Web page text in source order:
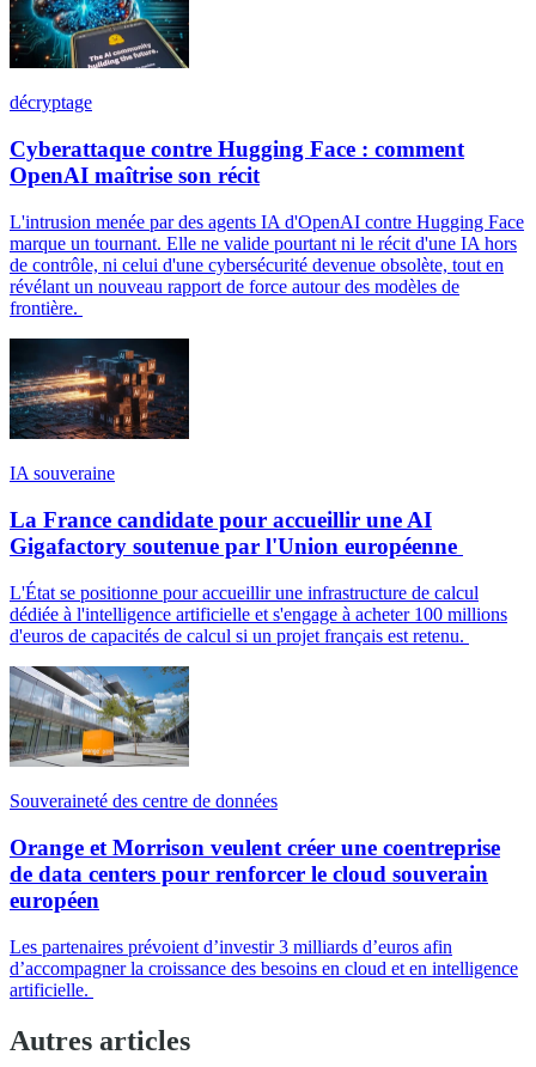
décryptage
Cyberattaque contre Hugging Face : comment
OpenAI maîtrise son récit
L'intrusion menée par des agents IA d'OpenAI contre Hugging Face
marque un tournant. Elle ne valide pourtant ni le récit d'une IA hors
de contrôle, ni celui d'une cybersécurité devenue obsolète, tout en
révélant un nouveau rapport de force autour des modèles de
frontière.
IA souveraine
La France candidate pour accueillir une AI
Gigafactory soutenue par l'Union européenne
L'État se positionne pour accueillir une infrastructure de calcul
dédiée à l'intelligence artificielle et s'engage à acheter 100 millions
d'euros de capacités de calcul si un projet français est retenu.
Souveraineté des centre de données
Orange et Morrison veulent créer une coentreprise
de data centers pour renforcer le cloud souverain
européen
Les partenaires prévoient d’investir 3 milliards d’euros afin
d’accompagner la croissance des besoins en cloud et en intelligence
artificielle.
Autres articles